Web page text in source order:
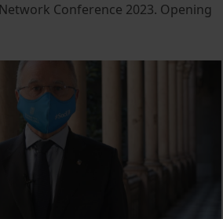
Conference 2023. Opening